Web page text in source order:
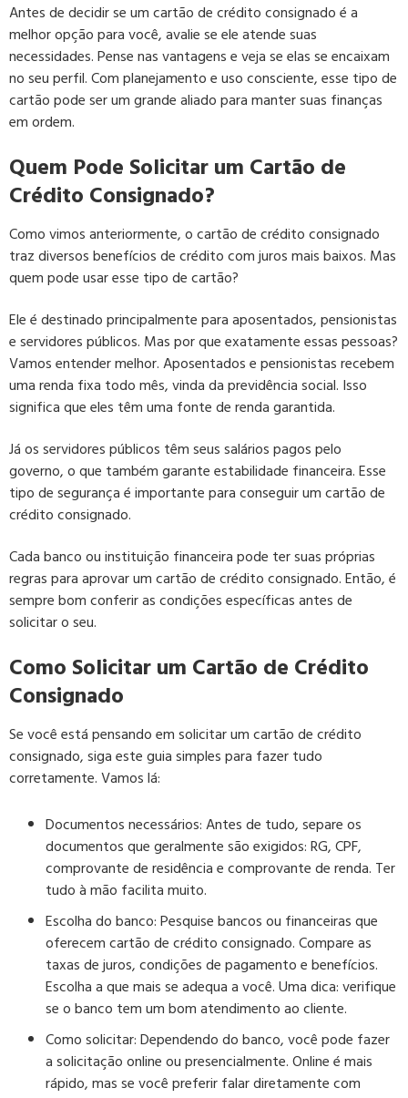
Antes de decidir se um cartão de crédito consignado é a
melhor opção para você, avalie se ele atende suas
necessidades. Pense nas vantagens e veja se elas se encaixam
no seu perfil. Com planejamento e uso consciente, esse tipo de
cartão pode ser um grande aliado para manter suas finanças
em ordem.
Quem Pode Solicitar um Cartão de
Crédito Consignado?
Como vimos anteriormente, o cartão de crédito consignado
traz diversos benefícios de crédito com juros mais baixos. Mas
quem pode usar esse tipo de cartão?
Ele é destinado principalmente para aposentados, pensionistas
e servidores públicos. Mas por que exatamente essas pessoas?
Vamos entender melhor. Aposentados e pensionistas recebem
uma renda fixa todo mês, vinda da previdência social. Isso
significa que eles têm uma fonte de renda garantida.
Já os servidores públicos têm seus salários pagos pelo
governo, o que também garante estabilidade financeira. Esse
tipo de segurança é importante para conseguir um cartão de
crédito consignado.
Cada banco ou instituição financeira pode ter suas próprias
regras para aprovar um cartão de crédito consignado. Então, é
sempre bom conferir as condições específicas antes de
solicitar o seu.
Como Solicitar um Cartão de Crédito
Consignado
Se você está pensando em solicitar um cartão de crédito
consignado, siga este guia simples para fazer tudo
corretamente. Vamos lá:
Documentos necessários:Antes de tudo, separe os
documentos que geralmente são exigidos: RG, CPF,
comprovante de residência e comprovante de renda. Ter
tudo à mão facilita muito.
Escolha do banco:Pesquise bancos ou financeiras que
oferecem cartão de crédito consignado. Compare as
taxas de juros, condições de pagamento e benefícios.
Escolha a que mais se adequa a você. Uma dica: verifique
se o banco tem um bom atendimento ao cliente.
Como solicitar:Dependendo do banco, você pode fazer
a solicitação online ou presencialmente. Online é mais
rápido, mas se você preferir falar diretamente com